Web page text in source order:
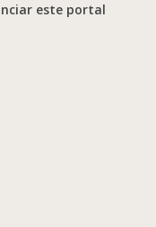
este portal